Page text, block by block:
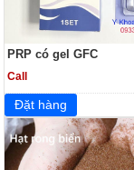
PRP có gel GFC
Call